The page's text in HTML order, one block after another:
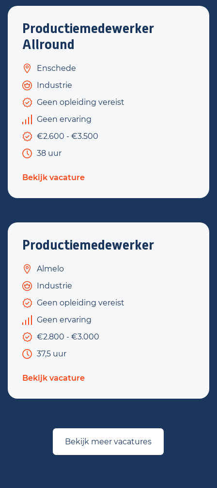
Productiemedewerker
Allround
Enschede
Industrie
Geen opleiding vereist
Geen ervaring
€2.600 - €3.500
38 uur
Bekijk vacature
Productiemedewerker
Almelo
Industrie
Geen opleiding vereist
Geen ervaring
€2.800 - €3.000
37,5 uur
Bekijk vacature
Bekijk meer vacatures